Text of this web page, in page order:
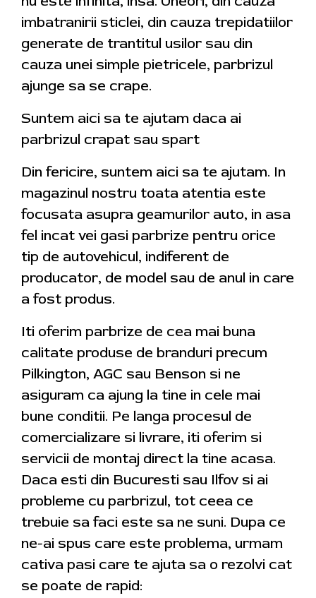
imbatranirii sticlei, din cauza trepidatiilor
generate de trantitul usilor sau din
cauza unei simple pietricele, parbrizul
ajunge sa se crape.
Suntem aici sa te ajutam daca ai
parbrizul crapat sau spart
Din fericire, suntem aici sa te ajutam. In
magazinul nostru toata atentia este
focusata asupra geamurilor auto, in asa
fel incat vei gasi parbrize pentru orice
tip de autovehicul, indiferent de
producator, de model sau de anul in care
a fost produs.
Iti oferim parbrize de cea mai buna
calitate produse de branduri precum
Pilkington, AGC sau Benson si ne
asiguram ca ajung la tine in cele mai
bune conditii. Pe langa procesul de
comercializare si livrare, iti oferim si
servicii de montaj direct la tine acasa.
Daca esti din Bucuresti sau Ilfov si ai
probleme cu parbrizul, tot ceea ce
trebuie sa faci este sa ne suni. Dupa ce
ne-ai spus care este problema, urmam
cativa pasi care te ajuta sa o rezolvi cat
se poate de rapid: